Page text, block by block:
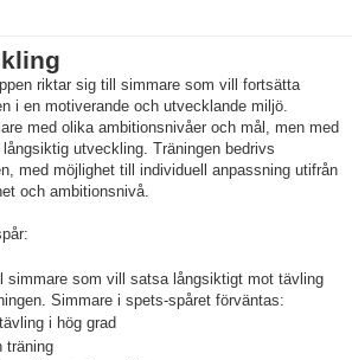
riktar sig till simmare som vill fortsätta
i en motiverande och utvecklande miljö.
med olika ambitionsnivåer och mål, men med
utveckling. Träningen bedrivs
med möjlighet till individuell anpassning utifrån
och ambitionsnivå.
simmare som vill satsa långsiktigt mot tävling
Simmare i spets-spåret förväntas:
i hög grad
träning